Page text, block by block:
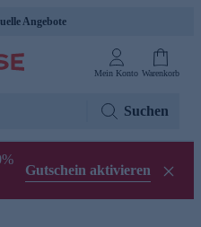
Angebote
Mein Konto Warenkorb
Suchen
Gutschein aktivieren